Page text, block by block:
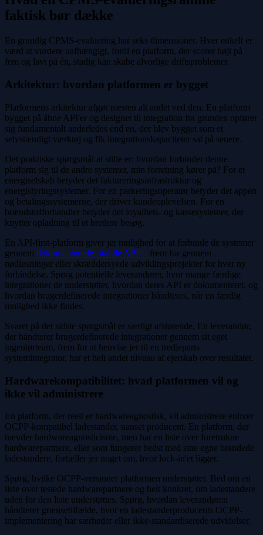
faktisk bør dække
En grundig CPMS-evaluering har seks dimensioner. Hver enkelt er
værd at vurdere uafhængigt, fordi en platform, der scorer højt på
fem og lavt på én, stadig kan skabe alvorlige driftsproblemer.
Arkitektur: hvordan platformen er bygget
Platformens arkitektur afgør næsten alt andet ved den. En platform
bygget på åbne API'er og designet til integration fra grunden opfører
sig fundamentalt anderledes end en, der blev bygget som et
selvstændigt værktøj og fik integrationskapaciteter sat på senere.
Det praktiske spørgsmål at stille er: hvordan forbinder denne
platform sig til de andre systemer, min forretning kører på? For et
energiselskab betyder det faktureringsinfrastruktur og
energistyringssystemer. For en parkeringsoperatør betyder det appen
og betalingssystemerne, der driver kundeoplevelsen. For en
brændstofforhandler betyder det loyalitets- og kassesystemer, der
knytter opladning til et bredere besøg.
En API-first-platform giver jer mulighed for at forbinde de systemer
gennem dokumenterede, stabile API'erfrem for gennem
nødløsninger eller skræddersyede udviklingsprojekter for hver ny
forbindelse. Spørg potentielle leverandører, hvor mange færdige
integrationer de understøtter, hvordan deres API er dokumenteret, og
hvordan brugerdefinerede integrationer håndteres, når en færdig
mulighed ikke findes.
Svaret på det sidste spørgsmål er særligt afslørende. En leverandør,
der håndterer brugerdefinerede integrationer gennem sit eget
ingeniørteam, frem for at henvise jer til en tredjeparts
systemintegrator, har et helt andet niveau af ejerskab over resultatet.
Hardwarekompatibilitet: hvad platformen vil og
ikke vil administrere
En platform, der reelt er hardwareagnostisk, vil administrere enhver
OCPP-kompatibel ladestander, uanset producent. En platform, der
hævder hardwareagnosticisme, men har en liste over foretrukne
hardwarepartnere, eller som fungerer bedst med sine egne brandede
ladestandere, fortæller jer noget om, hvor lock-in'et ligger.
Spørg, hvilke OCPP-versioner platformen understøtter. Bed om en
liste over testede hardwarepartnere og helt konkret, om ladestandere
uden for den liste understøttes. Spørg, hvordan leverandøren
håndterer grænsetilfælde, hvor en ladestanderproducents OCPP-
implementering har særheder eller ikke-standardiserede udvidelser.